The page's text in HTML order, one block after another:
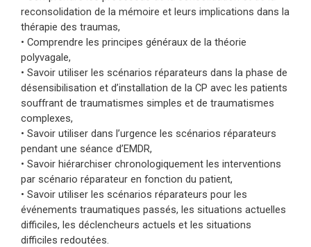
psychologiques générés par un souvenir porteur
d’une émotion négative intense, tels que les
traumatismes psychiques.
Dans les scénarios réparateurs, le patient
revisite son passé douloureux tout en utilisant
activement ses ressources actuelles et
adaptatives ainsi que son imagination. Ce
procédé favorise la connexion entre le réseau de
mémoire dysfonctionnel qui contient
l’événement traumatique et les informations
adaptatives stockées dans d’autres réseaux de
mémoire (TAI). Les circuits de la mémoire sont
extrêmement plastiques ; des expériences
reconsolidation de la mémoire et leurs implications dans la
thérapie des traumas,
• Comprendre les principes généraux de la théorie
polyvagale,
• Savoir utiliser les scénarios réparateurs dans la phase de
désensibilisation et d’installation de la CP avec les patients
souffrant de traumatismes simples et de traumatismes
complexes,
• Savoir utiliser dans l’urgence les scénarios réparateurs
pendant une séance d’EMDR,
• Savoir hiérarchiser chronologiquement les interventions
par scénario réparateur en fonction du patient,
• Savoir utiliser les scénarios réparateurs pour les
événements traumatiques passés, les situations actuelles
difficiles, les déclencheurs actuels et les situations
difficiles redoutées.